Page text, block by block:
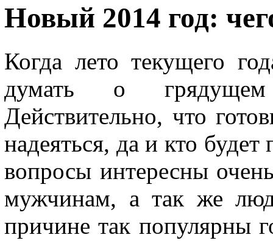
Новый 2014 год:
Когда лето текущего
думать о
Действительно, что
надеяться, да и кто
вопросы интересны
мужчинам, а так же
причине так популярны